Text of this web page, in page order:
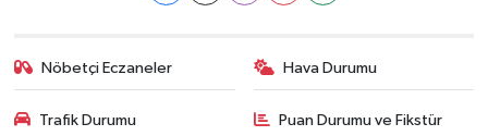
Nöbetçi Eczaneler Hava Durumu
Trafik Durumu Puan Durumu ve Fikstür